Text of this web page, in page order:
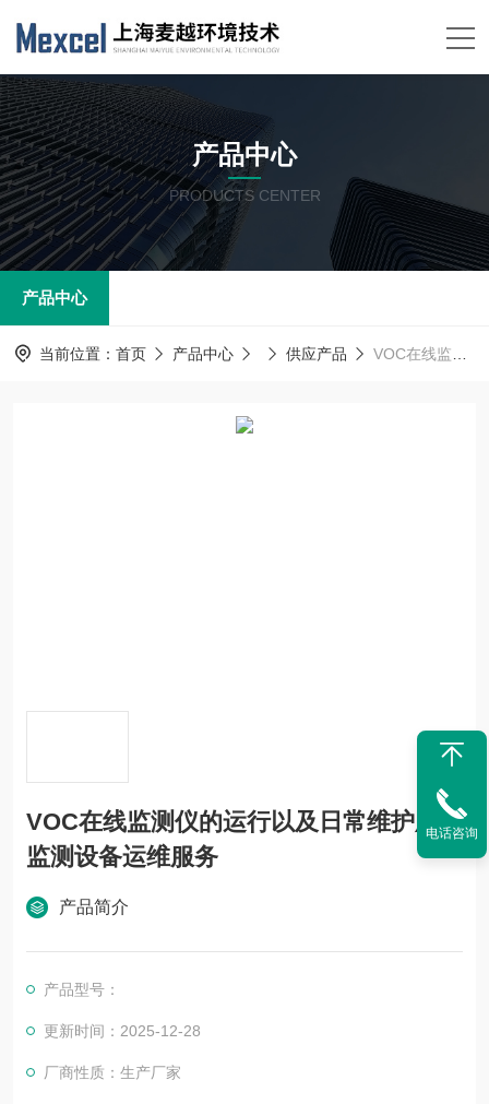
产品中心
PRODUCTS CENTER
产品中心
当前位置： 首页 产品中心 供应产品 VOC在线监测仪的运行以及日常维护厂家 监测设备运维服务
VOC在线监测仪的运行以及日常维护厂家
监测设备运维服务
产品简介
产品型号：
更新时间：2025-12-28
厂商性质：生产厂家
电话咨询